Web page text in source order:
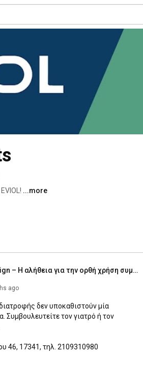
...more
EVIOL Truth Campaign – Η αλήθεια για την ορθή χρήση συμπληρωμάτων διατροφής
ago
δεν υποκαθιστούν μία
Συμβουλευτείτε τον γιατρό ή τον
46, 17341, τηλ. 2109310980